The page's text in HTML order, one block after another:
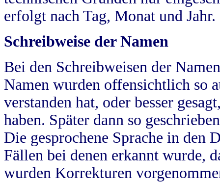
erfolgt nach Tag, Monat und Jahr.
Schreibweise der Namen
Bei den Schreibweisen der
Namen wurden offensichtlich so
verstanden hat, oder besser
haben. Später dann so
Die gesprochene Sprache in
Fällen bei denen erkannt wurde,
wurden Korrekturen